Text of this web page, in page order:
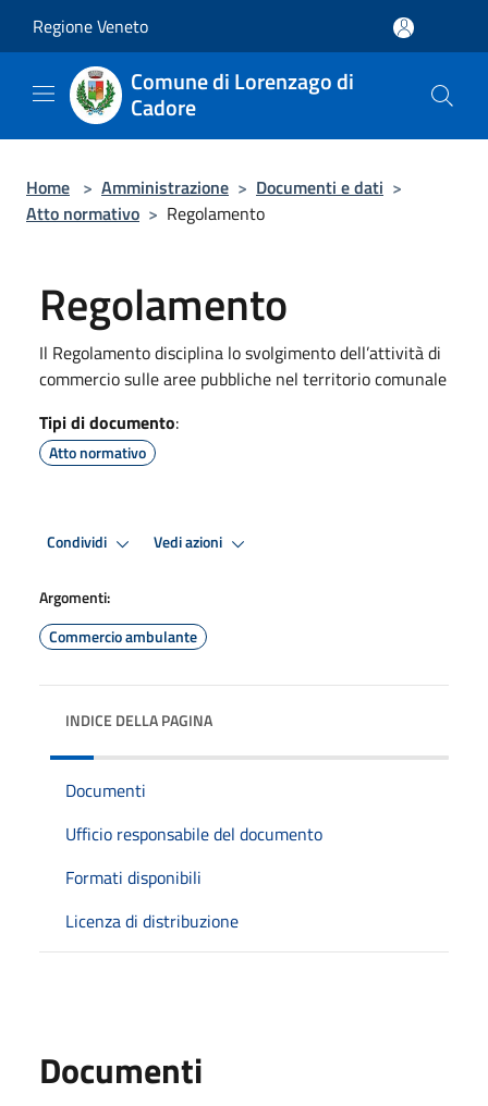
Regione Veneto
Comune di Lorenzago di
Cadore
Home > Amministrazione > Documenti e dati >
Atto normativo > Regolamento
Regolamento
Il Regolamento disciplina lo svolgimento dell’attività di
commercio sulle aree pubbliche nel territorio comunale
Tipi di documento:
Atto normativo
Condividi Vedi azioni
Argomenti:
Commercio ambulante
INDICE DELLA PAGINA
Documenti
Ufficio responsabile del documento
Formati disponibili
Licenza di distribuzione
Documenti